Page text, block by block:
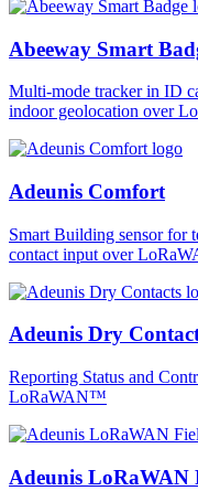
Abeeway Smart
Multi-mode tracker in ID
indoor geolocation over
Adeunis Comfort
Smart Building sensor for
contact input over
Adeunis Dry
Reporting Status and
LoRaWAN™
Adeunis LoRaWAN